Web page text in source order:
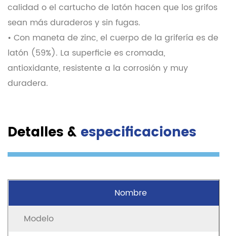
calidad o el cartucho de latón hacen que los grifos
sean más duraderos y sin fugas.
• Con maneta de zinc, el cuerpo de la grifería es de
latón (59%). La superficie es cromada,
antioxidante, resistente a la corrosión y muy
duradera.
Detalles & especificaciones
Nombre
Modelo